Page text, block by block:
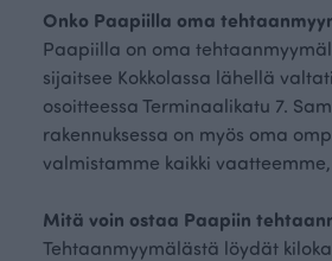
Onko Paapiilla oma
Paapiilla on oma
sijaitsee Kokkolassa lähellä
osoitteessa Terminaalikatu 7.
rakennuksessa on myös oma
valmistamme kaikki
Mitä voin ostaa Paapiin
Tehtaanmyymälästä löydät